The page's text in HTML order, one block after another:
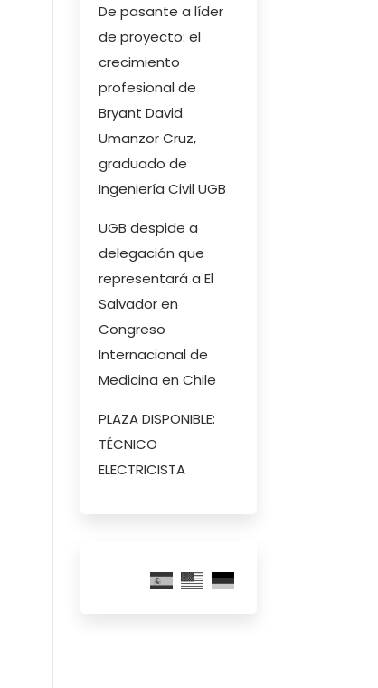
De pasante a líder
de proyecto: el
crecimiento
profesional de
Bryant David
Umanzor Cruz,
graduado de
Ingeniería Civil UGB
UGB despide a
delegación que
representará a El
Salvador en
Congreso
Internacional de
Medicina en Chile
PLAZA DISPONIBLE:
TÉCNICO
ELECTRICISTA